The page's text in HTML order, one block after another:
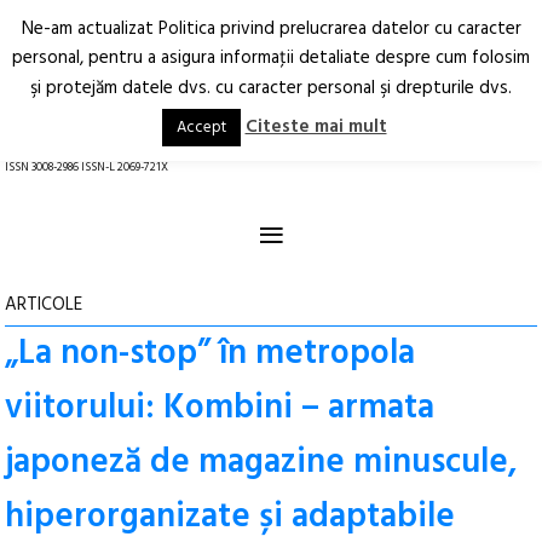
Arhitectură.
Oraș.
RO EN
ISSN 3008-2986 ISSN-L 2069-721X
≡
ARTICOLE
„La non-stop” în metropola
viitorului: Kombini – armata
japoneză de magazine minuscule,
hiperorganizate și adaptabile
Ne-am actualizat Politica privind prelucrarea datelor cu caracter
personal, pentru a asigura informaţii detaliate despre cum folosim
şi protejăm datele dvs. cu caracter personal şi drepturile dvs.
Accept Citeste mai mult